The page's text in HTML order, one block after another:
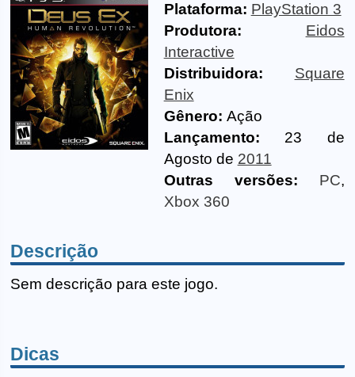
Plataforma: PlayStation 3
Produtora:
Eidos
Interactive
Distribuidora:
Square
Enix
Gênero: Ação
Lançamento: 23 de
Agosto de 2011
Outras versões:
PC,
Xbox 360
Descrição
Sem descrição para este jogo.
Dicas